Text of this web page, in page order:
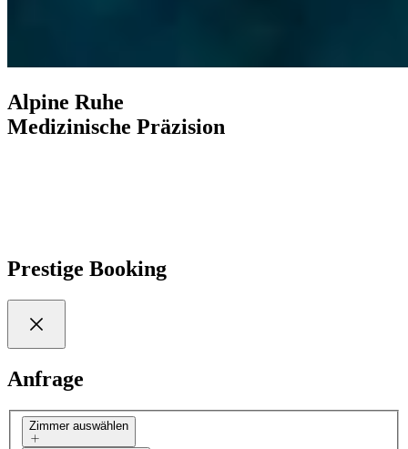
Alpine Ruhe
Medizinische Präzision
Prestige Booking
Anfrage
Zimmer auswählen